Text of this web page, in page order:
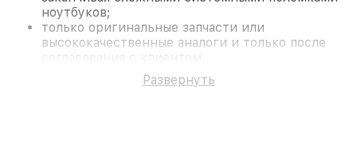
ноутбуков;
только оригинальные запчасти или
высококачественные аналоги и только после
согласования с клиентом.
На все работы и замененные комплектующие
предоставляется длительная гарантия. В случае
Развернуть